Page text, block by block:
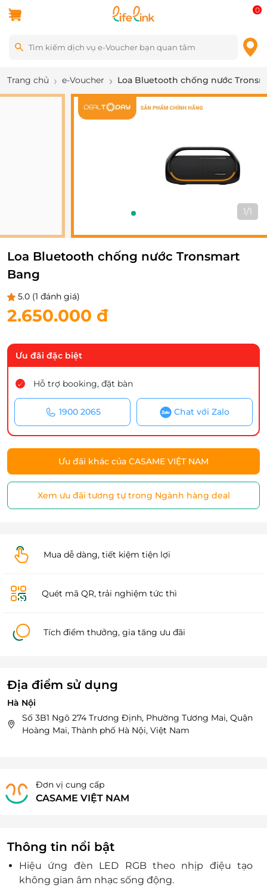
0
Trang chủ e-Voucher Loa Bluetooth chống nước
1/1
Loa Bluetooth chống nước Tronsmart
Bang
5.0 (1 đánh giá)
2.650.000 đ
Ưu đãi đặc biệt
Hỗ trợ booking, đặt bàn
1900 2065 Chat với Zalo
Ưu đãi khác của CASAME VIỆT NAM
Xem ưu đãi tương tự trong Ngành hàng deal
Mua dễ dàng, tiết kiệm tiện lợi
Quét mã QR, trải nghiệm tức thì
Tích điểm thưởng, gia tăng ưu đãi
Địa điểm sử dụng
Hà Nội
Số 3B1 Ngõ 274 Trương Định, Phường Tương Mai, Quận
Hoàng Mai, Thành phố Hà Nội, Việt Nam
Đơn vị cung cấp
CASAME VIỆT NAM
Thông tin nổi bật
Hiệu ứng đèn LED RGB theo nhịp điệu tạo
không gian âm nhạc sống động.